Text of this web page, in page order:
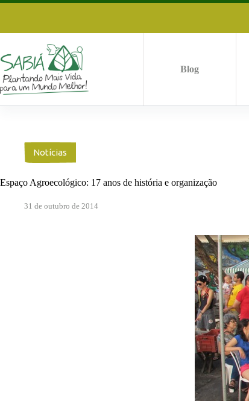
Pular
Blog
Notícias
Espaço Agroecológico: 17 anos de história e organização
31 de outubro de 2014